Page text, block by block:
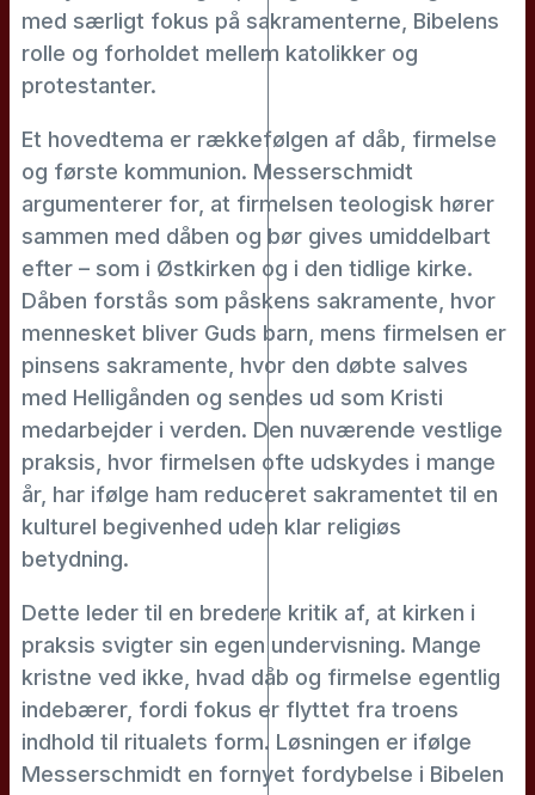
med særligt fokus på sakramenterne, Bibelens
rolle og forholdet mellem katolikker og
protestanter.
Et hovedtema er rækkefølgen af dåb, firmelse
og første kommunion. Messerschmidt
argumenterer for, at firmelsen teologisk hører
sammen med dåben og bør gives umiddelbart
efter – som i Østkirken og i den tidlige kirke.
Dåben forstås som påskens sakramente, hvor
mennesket bliver Guds barn, mens firmelsen er
pinsens sakramente, hvor den døbte salves
med Helligånden og sendes ud som Kristi
medarbejder i verden. Den nuværende vestlige
praksis, hvor firmelsen ofte udskydes i mange
år, har ifølge ham reduceret sakramentet til en
kulturel begivenhed uden klar religiøs
betydning.
Dette leder til en bredere kritik af, at kirken i
praksis svigter sin egen undervisning. Mange
kristne ved ikke, hvad dåb og firmelse egentlig
indebærer, fordi fokus er flyttet fra troens
indhold til ritualets form. Løsningen er ifølge
Messerschmidt en fornyet fordybelse i Bibelen